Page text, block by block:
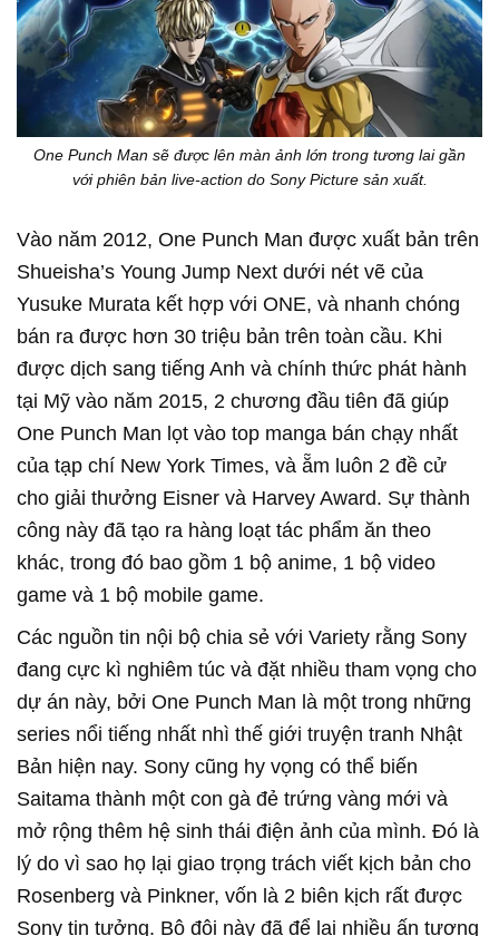
One Punch Man sẽ được lên màn ảnh lớn trong tương lai gần
với phiên bản live-action do Sony Picture sản xuất.
Vào năm 2012, One Punch Man được xuất bản trên
Shueisha’s Young Jump Next dưới nét vẽ của
Yusuke Murata kết hợp với ONE, và nhanh chóng
bán ra được hơn 30 triệu bản trên toàn cầu. Khi
được dịch sang tiếng Anh và chính thức phát hành
tại Mỹ vào năm 2015, 2 chương đầu tiên đã giúp
One Punch Man lọt vào top manga bán chạy nhất
của tạp chí New York Times, và ẵm luôn 2 đề cử
cho giải thưởng Eisner và Harvey Award. Sự thành
công này đã tạo ra hàng loạt tác phẩm ăn theo
khác, trong đó bao gồm 1 bộ anime, 1 bộ video
game và 1 bộ mobile game.
Các nguồn tin nội bộ chia sẻ với Variety rằng Sony
đang cực kì nghiêm túc và đặt nhiều tham vọng cho
dự án này, bởi One Punch Man là một trong những
series nổi tiếng nhất nhì thế giới truyện tranh Nhật
Bản hiện nay. Sony cũng hy vọng có thể biến
Saitama thành một con gà đẻ trứng vàng mới và
mở rộng thêm hệ sinh thái điện ảnh của mình. Đó là
lý do vì sao họ lại giao trọng trách viết kịch bản cho
Rosenberg và Pinkner, vốn là 2 biên kịch rất được
Sony tin tưởng. Bộ đôi này đã để lại nhiều ấn tượng